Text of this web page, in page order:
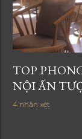
TOP
NỘI ẤN
4 nhận xét